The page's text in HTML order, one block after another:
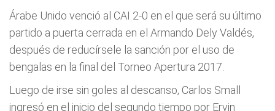
Árabe Unido venció al CAI 2-0 en el que será su último
partido a puerta cerrada en el Armando Dely Valdés,
después de reducírsele la sanción por el uso de
bengalas en la final del Torneo Apertura 2017.
Luego de irse sin goles al descanso, Carlos Small
ingresó en el inicio del segundo tiempo por Ervin